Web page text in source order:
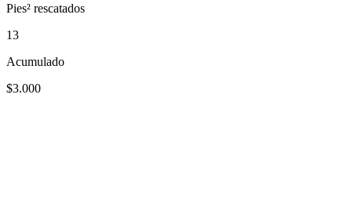
Pies² rescatados
13
Acumulado
$3.000